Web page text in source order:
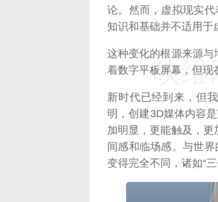
论。然而，虚拟现实
知识和基础并不适用于
这种变化的根源来源
着数字平板屏幕，但现
新时代已经到来，但
明，创建3D媒体内容
加明显，更能触及，
间感和临场感。与世
变得完全不同，诸如“
映维